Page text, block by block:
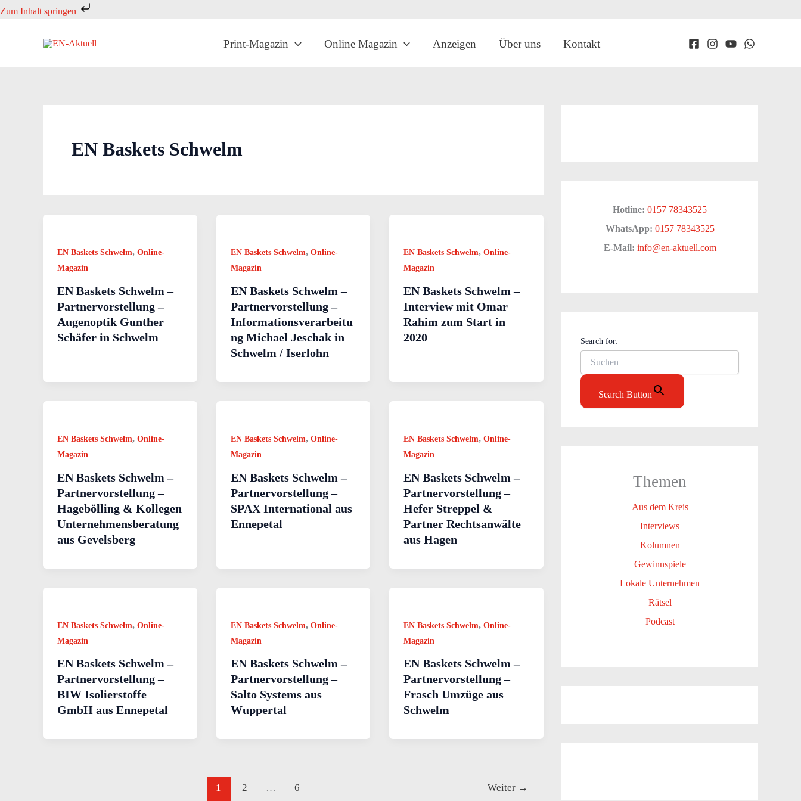
Zum Inhalt springen
Zum
Print-Magazin Online Magazin Anzeigen Über uns Kontakt
EN Baskets Schwelm
EN Baskets Schwelm, Online-
Magazin
EN Baskets Schwelm –
Partnervorstellung –
Augenoptik Gunther
Schäfer in Schwelm
EN Baskets Schwelm, Online-
Magazin
EN Baskets Schwelm –
Partnervorstellung –
Informationsverarbeitu
ng Michael Jeschak in
Schwelm / Iserlohn
EN Baskets Schwelm,Online-
Magazin
EN Baskets Schwelm –
Interview mit Omar
Rahim zum Start in
2020
EN Baskets Schwelm, Online-
Magazin
EN Baskets Schwelm –
Partnervorstellung –
Hagebölling & Kollegen
Unternehmensberatung
aus Gevelsberg
EN Baskets Schwelm, Online-
Magazin
EN Baskets Schwelm –
Partnervorstellung –
SPAX International aus
Ennepetal
EN Baskets Schwelm,Online-
Magazin
EN Baskets Schwelm –
Partnervorstellung –
Hefer Streppel &
Partner Rechtsanwälte
aus Hagen
EN Baskets Schwelm, Online-
Magazin
EN Baskets Schwelm –
Partnervorstellung –
BIW Isolierstoffe
GmbH aus Ennepetal
EN Baskets Schwelm, Online-
Magazin
EN Baskets Schwelm –
Partnervorstellung –
Salto Systems aus
Wuppertal
EN Baskets Schwelm,Online-
Magazin
EN Baskets Schwelm –
Partnervorstellung –
Frasch Umzüge aus
Schwelm
1 2 … 6 Weiter →
Hotline: 0157 78343525
WhatsApp: 0157 78343525
E-Mail: info@en-aktuell.com
Search for:
Search Button
Themen
Aus dem Kreis
Interviews
Kolumnen
Gewinnspiele
Lokale Unternehmen
Rätsel
Podcast